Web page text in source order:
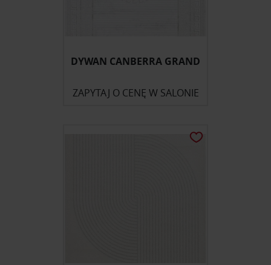
DYWAN CANBERRA GRAND
ZAPYTAJ O CENĘ W SALONIE